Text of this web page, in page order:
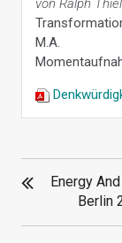
M.A.
Energy
Berlin